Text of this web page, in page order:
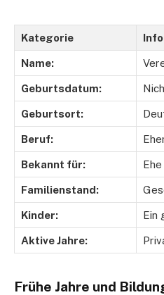
Kategorie
Name:
Geburtsdatum:
Geburtsort:
Beruf:
Bekannt für:
Familienstand:
Kinder: Ein
Aktive Jahre:
Frühe Jahre und